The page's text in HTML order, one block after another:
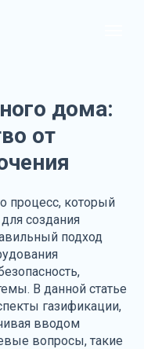
дома:
от
процесс, который
создания
подход
В данной статье
газификации,
вводом
вопросы, такие